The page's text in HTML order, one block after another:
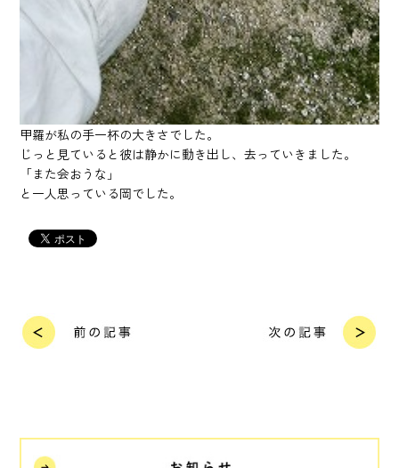
甲羅が私の手一杯の大きさでした。
じっと見ていると彼は静かに動き出し、去っていきました。
「また会おうな」
と一人思っている岡でした。